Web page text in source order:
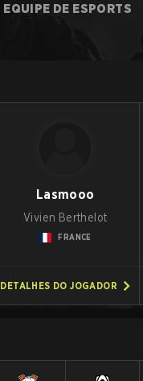
EQUIPE DE ESPORTS
Lasmooo
Vivien Berthelot
FRANCE
DETALHES DO JOGADOR